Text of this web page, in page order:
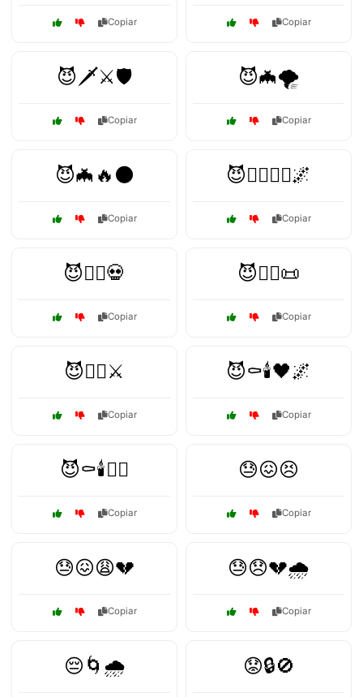
Copiar Copiar
😈🗡️⚔️🛡️
Copiar
😈🦇🌪️
Copiar
😈🦇🔥🌑
Copiar
😈🦹‍♂️🧛‍♂️🌌
Copiar
😈🧙‍♀️💀
Copiar
😈🧙‍♀️📜
Copiar
😈🧟‍♂️⚔️
Copiar
😈⚰️🕯️🖤🌌
Copiar
😈⚰️🕯️🧛‍♂️
Copiar
😓😖😣
Copiar
😓😖😩💔
Copiar
😓😞💔🌧️
Copiar
😔🌀🌧️ 😟🔒🚫